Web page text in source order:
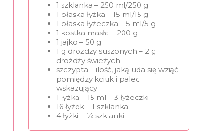
1 szklanka – 250 ml/250 g
1 płaska łyżka – 15 ml/15 g
1 płaska łyżeczka – 5 ml/5 g
1 kostka masła – 200 g
1 jajko – 50 g
1 g drożdży suszonych – 2 g
drożdży świeżych
szczypta – ilość, jaką uda się wziąć
pomiędzy kciuk i palec
wskazujący
1 łyżka – 15 ml – 3 łyżeczki
16 łyżek – 1 szklanka
4 łyżki – 1⁄4 szklanki